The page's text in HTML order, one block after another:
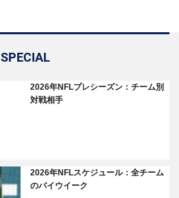
SPECIAL
2026年NFLプレシーズン：チーム別
対戦相手
2026年NFLスケジュール：全チーム
のバイウイーク